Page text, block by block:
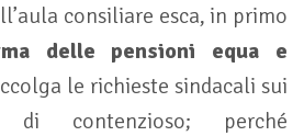
consiliare esca, in primo
delle pensioni equa e
le richieste sindacali sui
contenzioso; perché